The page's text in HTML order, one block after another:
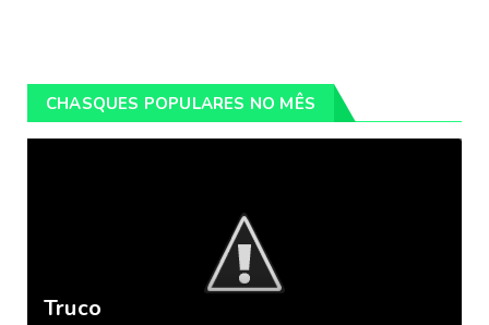
CHASQUES POPULARES NO MÊS
Truco